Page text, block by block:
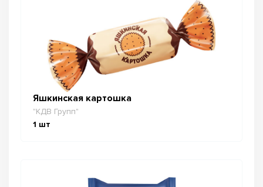
Яшкинская картошка
"КДВ Групп"
1 шт